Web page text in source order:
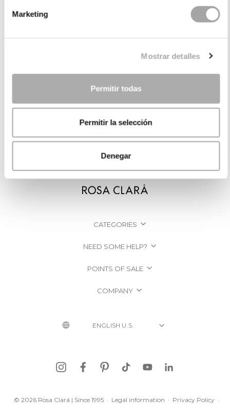
Marketing
Mostrar detalles
Permitir todas
Permitir la selección
Denegar
CATEGORIES
NEED SOME HELP?
POINTS OF SALE
COMPANY
© 2026 Rosa Clará | Since 1995 · Legal information · Privacy Policy ·